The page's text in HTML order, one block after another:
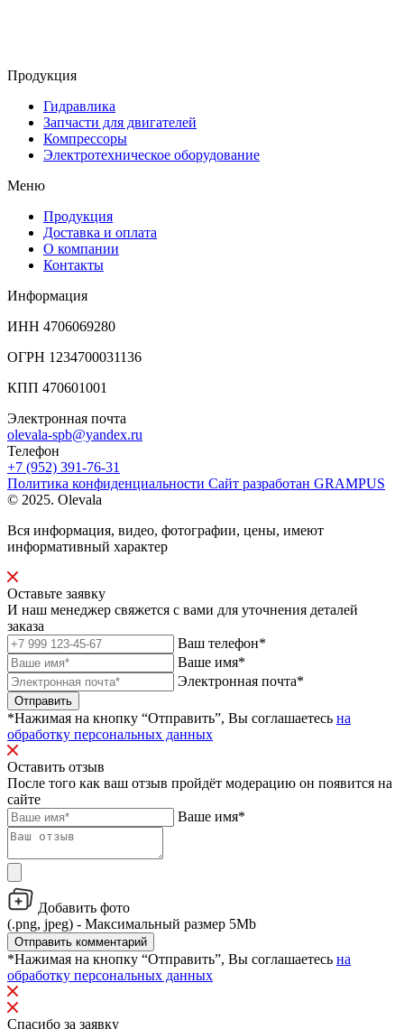
Продукция
Гидравлика
Запчасти для двигателей
Компрессоры
Электротехническое оборудование
Меню
Продукция
Доставка и оплата
О компании
Контакты
Информация
ИНН 4706069280
ОГРН 1234700031136
КПП 470601001
Электронная почта
olevala-spb@yandex.ru
Телефон
+7 (952) 391-76-31
Политика конфиденциальности Сайт разработан GRAMPUS
© 2025. Olevala
Вся информация, видео, фотографии, цены, имеют
информативный характер
Оставьте заявку
И наш менеджер свяжется с вами для уточнения деталей
заказа
Ваш телефон*
Ваше имя*
Электронная почта*
Отправить
*Нажимая на кнопку “Отправить”, Вы соглашаетесь на
обработку персональных данных
Оставить отзыв
После того как ваш отзыв пройдёт модерацию он появится на
сайте
Ваше имя*
Добавить фото
(.png, jpeg) - Максимальный размер 5Mb
Отправить комментарий
*Нажимая на кнопку “Отправить”, Вы соглашаетесь на
обработку персональных данных
Спасибо за заявку